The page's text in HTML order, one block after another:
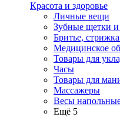
Красота и здоровье
Личные вещи
Зубные щетки
Бритье,
Медицинское
Товары для
Часы
Товары для
Массажеры
Весы
Ещё 5